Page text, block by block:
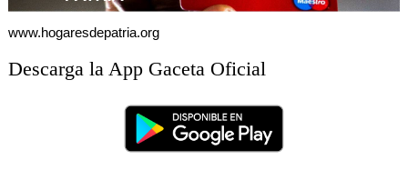
www.hogaresdepatria.org
Descarga la App Gaceta Oficial